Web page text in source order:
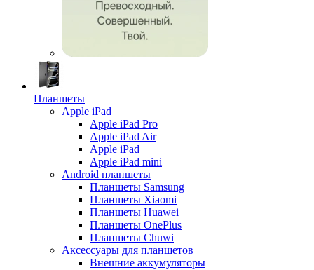
Планшеты
Apple iPad
Apple iPad Pro
Apple iPad Air
Apple iPad
Apple iPad mini
Android планшеты
Планшеты Samsung
Планшеты Xiaomi
Планшеты Huawei
Планшеты OnePlus
Планшеты Chuwi
Аксессуары для планшетов
Внешние аккумуляторы